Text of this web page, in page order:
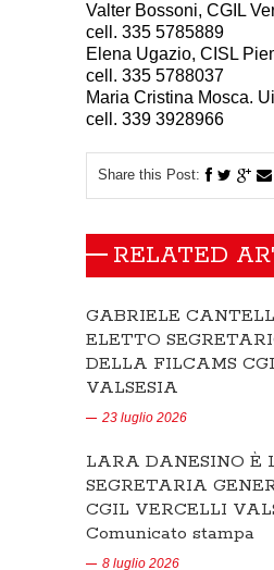
Valter Bossoni, CGIL
cell. 335 5785889
Elena Ugazio, CISL
cell. 335 5788037
Maria Cristina Mosca.
cell. 339 3928966
Share this Post:
RELATED
GABRIELE
ELETTO
DELLA FILCAMS
VALSESIA
23 luglio 2026
LARA DANESINO È
SEGRETARIA
CGIL VERCELLI
Comunicato stampa
8 luglio 2026